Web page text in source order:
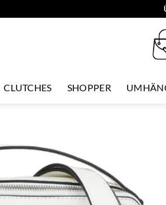
CLUTCHES SHOPPER